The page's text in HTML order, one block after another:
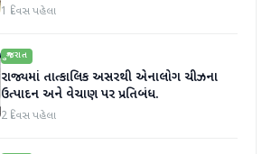
1 દિવસ પહેલા
ગુજરાત
રાજ્યમાં તાત્કાલિક અસરથી એનાલોગ ચીઝના
ઉત્પાદન અને વેચાણ પર પ્રતિબંધ.
2 દિવસ પહેલા